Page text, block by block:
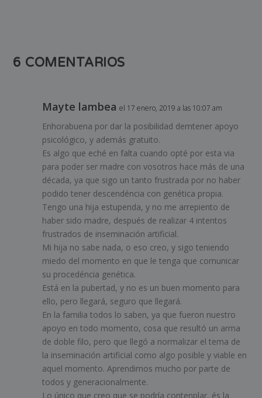
6 COMENTARIOS
Mayte lambea el 17 enero, 2019 a las 10:07 am
Enhorabuena por dar la posibilidad demtener apoyo
psicológico, y además gratuito.
Es algo que eché en falta cuando opté por esta via
para poder ser madre con vosotros hace más de una
década, ya que sigo un tanto frustrada por no haber
podido tener descendéncia con genética propia.
Tengo una hija estupenda, y no me arrepiento de
haber sido madre, después de realizar 4 intentos
frustrados de inseminación artificial.
Mi hija no sabe nada, o eso creo, y sigo teniendo
miedo del momento en que le tenga que comunicar
su procedéncia genética.
Está en la pubertad, y no es un buen momento para
ello, pero llegará, seguro que llegará.
En la familia todos lo saben, ya que fueron nuestro
apoyo en todo momento, cosa que resultó un arma
de doble filo, pero que llegó a normalizar el tema de
la inseminación artificial como algo posible y viable en
aquel momento. Aprendimos mucho por parte de
todos y generacionalmente.
Lo único que creo que se podría contenplar, és la